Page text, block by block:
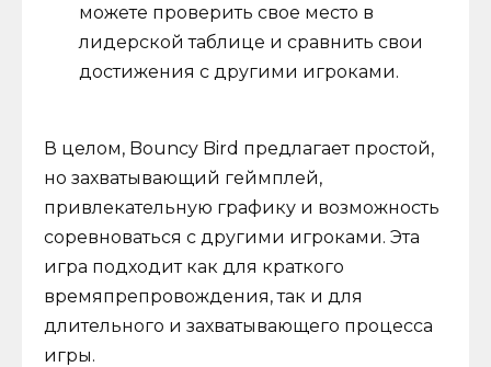
можете проверить свое место в
лидерской таблице и сравнить свои
достижения с другими игроками.
В целом, Bouncy Bird предлагает простой,
но захватывающий геймплей,
привлекательную графику и возможность
соревноваться с другими игроками. Эта
игра подходит как для краткого
времяпрепровождения, так и для
длительного и захватывающего процесса
игры.